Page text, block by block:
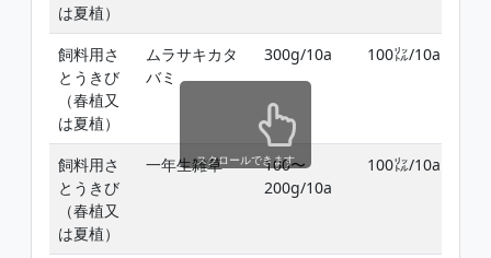
は夏植）
飼料用さ
とうきび
（春植又
は夏植）
ムラサキカタ
バミ
300g/10a 100㍑/10a
飼料用さ
とうきび
（春植又
は夏植）
一年生雑草
100〜
200g/10a
100㍑/10a
スクロールできます